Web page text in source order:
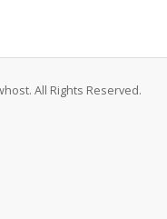
All Rights Reserved.